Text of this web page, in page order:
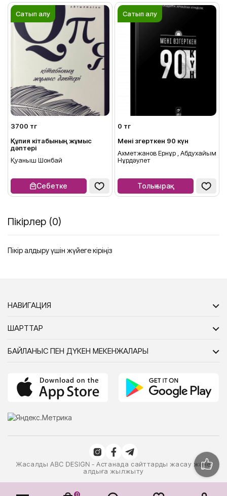
0
Сатып алу
3700 тг
Құпия кітабының жұмыс
дәптері
Қуаныш Шонбай
Себетке
Сатып алу
0 тг
Мені өзгерткен 90 күн
Ахметжанов Ернұр , Абдухайым
Нұрдәулет
Толығырақ
Пікірлер (0)
Пікір қалдыру үшін жүйеге кіріңіз
НАВИГАЦИЯ
ШАРТТАР
БАЙЛАНЫС ПЕН ДҮКЕН МЕКЕНЖАЛАРЫ
Жасалды
- Астанада сайттарды жасау және
алдыға жылжыту